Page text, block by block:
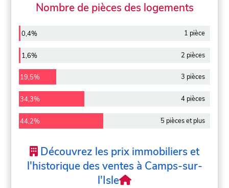
Nombre de pièces des logements
0,4% 1 pièce
1,6% 2 pièces
19,5% 3 pièces
34,3% 4 pièces
44,2% 5 pièces et plus
Découvrez les prix immobiliers et
l'historique des ventes à Camps-sur-
l'Isle